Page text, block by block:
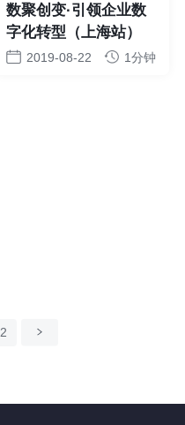
数聚创变·引领企业数
字化转型（上海站）
2019-08-22 1分钟
2 下一页